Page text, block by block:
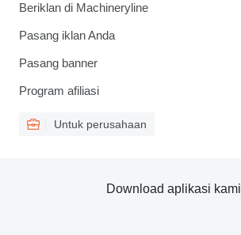
Beriklan di Machineryline
Pasang iklan Anda
Pasang banner
Program afiliasi
Untuk perusahaan
Download aplikasi kami